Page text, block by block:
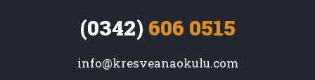
(0342) 606 0515
info@kresveanaokulu.com